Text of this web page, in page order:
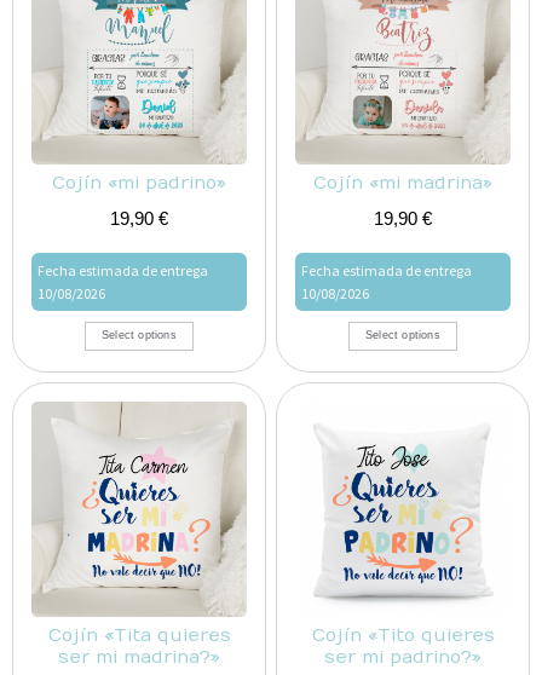
Cojín «mi padrino»
19,90 €
Fecha estimada de entrega
10/08/2026
Select options
Cojín «mi madrina»
19,90 €
Fecha estimada de entrega
10/08/2026
Select options
Cojín «Tita quieres
ser mi madrina?»
Cojín «Tito quieres
ser mi padrino?»